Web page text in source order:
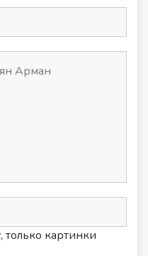
картинки